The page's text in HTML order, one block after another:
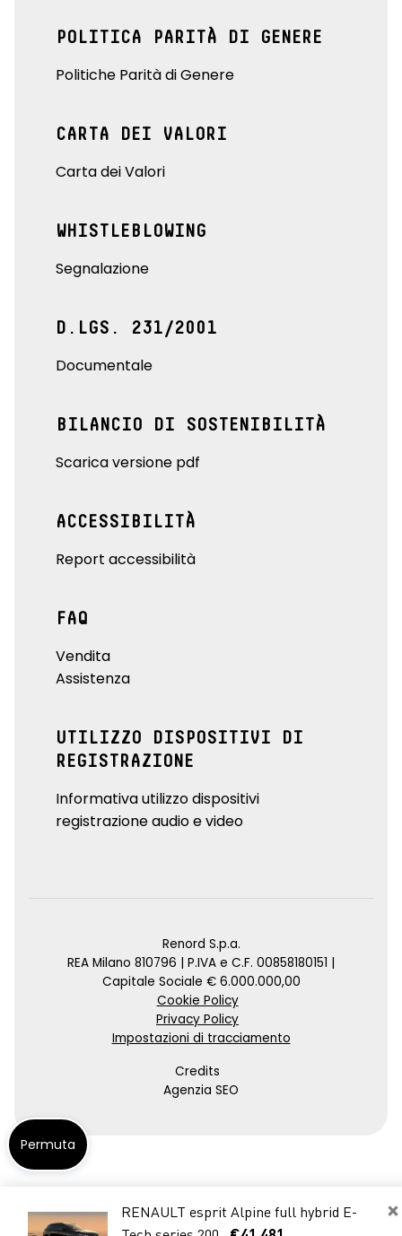
×
RENAULT esprit Alpine full hybrid E-
POLITICA PARITÀ DI GENERE
Politiche Parità di Genere
CARTA DEI VALORI
Carta dei Valori
WHISTLEBLOWING
Segnalazione
D.LGS. 231/2001
Documentale
BILANCIO DI SOSTENIBILITÀ
Scarica versione pdf
ACCESSIBILITÀ
Report accessibilità
FAQ
Vendita
Assistenza
UTILIZZO DISPOSITIVI DI
REGISTRAZIONE
Informativa utilizzo dispositivi
registrazione audio e video
Renord S.p.a.
REA Milano 810796 | P.IVA e C.F. 00858180151 |
Capitale Sociale € 6.000.000,00
Cookie Policy
Privacy Policy
Impostazioni di tracciamento
Credits
Agenzia SEO
Permuta